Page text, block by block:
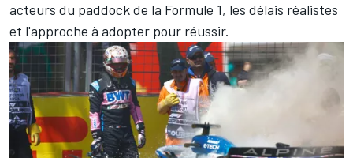
acteurs du paddock de la Formule 1, les délais réalistes
et l'approche à adopter pour réussir.